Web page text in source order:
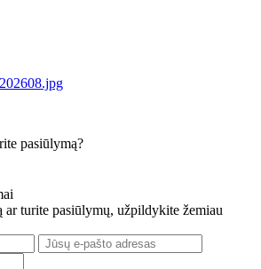
pasiūlymą?
ar turite pasiūlymų, užpildykite žemiau